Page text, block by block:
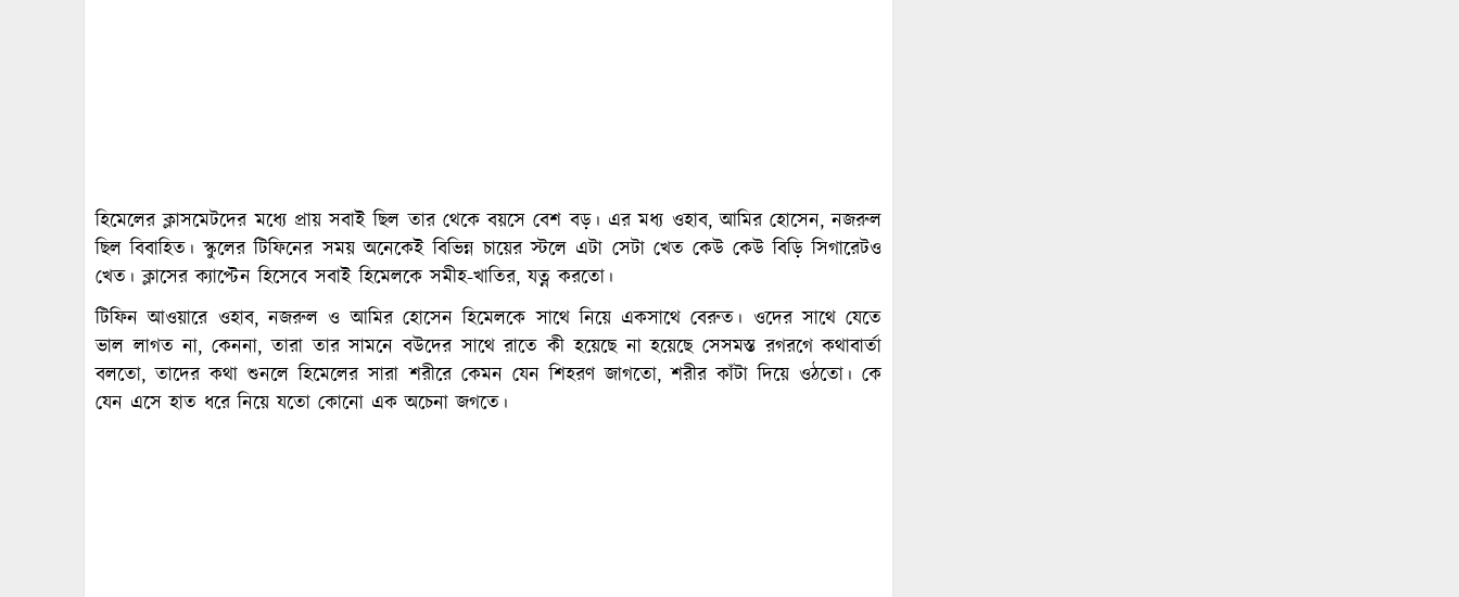
হিমেলের ক্লাসমেটদের মধ্যে প্রায় সবাই ছিল তার থেকে বয়সে বেশ বড়। এর মধ্য ওহাব, আমির হোসেন, নজরুল
ছিল বিবাহিত। স্কুলের টিফিনের সময় অনেকেই বিভিন্ন চায়ের স্টলে এটা সেটা খেত কেউ কেউ বিড়ি সিগারেটও
খেত। ক্লাসের ক্যাপ্টেন হিসেবে সবাই হিমেলকে সমীহ-খাতির, যত্ন করতো।
টিফিন আওয়ারে ওহাব, নজরুল ও আমির হোসেন হিমেলকে সাথে নিয়ে একসাথে বেরুত। ওদের সাথে যেতে
ভাল লাগত না, কেননা, তারা তার সামনে বউদের সাথে রাতে কী হয়েছে না হয়েছে সেসমস্ত রগরগে কথাবার্তা
বলতো, তাদের কথা শুনলে হিমেলের সারা শরীরে কেমন যেন শিহরণ জাগতো, শরীর কাঁটা দিয়ে ওঠতো। কে
যেন এসে হাত ধরে নিয়ে যতো কোনো এক অচেনা জগতে।